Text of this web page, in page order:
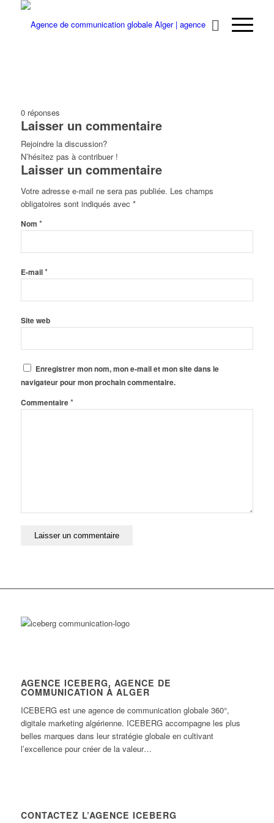
0 réponses
Laisser un commentaire
Rejoindre la discussion?
N’hésitez pas à contribuer !
Laisser un commentaire
Votre adresse e-mail ne sera pas publiée. Les champs
obligatoires sont indiqués avec *
Nom *
E-mail*
Site web
Enregistrer mon nom, mon e-mail et mon site dans le
navigateur pour mon prochain commentaire.
Commentaire*
AGENCE ICEBERG, AGENCE DE
COMMUNICATION À ALGER
ICEBERG est une agence de communication globale 360°,
digitale marketing algérienne. ICEBERG accompagne les plus
belles marques dans leur stratégie globale en cultivant
l’excellence pour créer de la valeur…
CONTACTEZ L’AGENCE ICEBERG